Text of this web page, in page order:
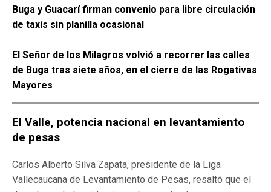
Buga y Guacarí firman convenio para libre circulación
de taxis sin planilla ocasional
El Señor de los Milagros volvió a recorrer las calles
de Buga tras siete años, en el cierre de las Rogativas
Mayores
El Valle, potencia nacional en levantamiento
de pesas
Carlos Alberto Silva Zapata, presidente de la Liga
Vallecaucana de Levantamiento de Pesas, resaltó que el